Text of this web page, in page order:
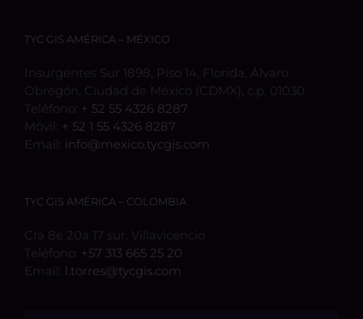
TYC GIS AMÉRICA – MÉXICO
Insurgentes Sur 1898, Piso 14, Florida, Álvaro
Obregón, Ciudad de México (CDMX), c.p. 01030
Teléfono: + 52 55 4326 8287
Móvil: + 52 1 55 4326 8287
Email: info@mexico.tycgis.com
TYC GIS AMÉRICA – COLOMBIA
Cra 8e 20a 17 sur, Villavicencio
Teléfono: +57 313 665 25 20
Email: l.torres@tycgis.com